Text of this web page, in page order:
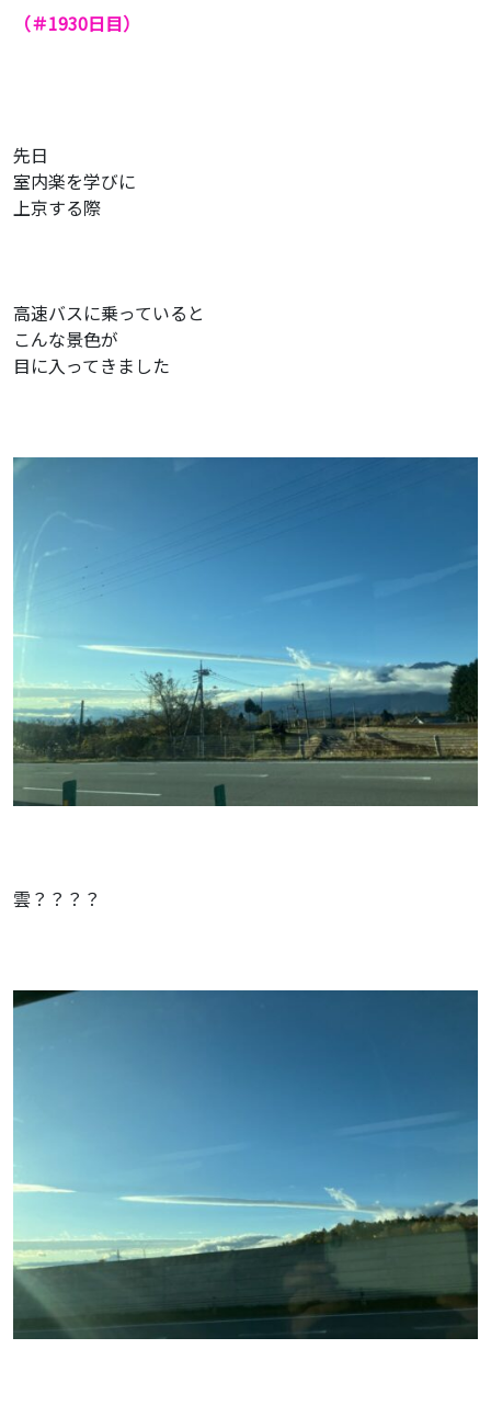
（＃1930日目）
先日
室内楽を学びに
上京する際
高速バスに乗っていると
こんな景色が
目に入ってきました
雲？？？？